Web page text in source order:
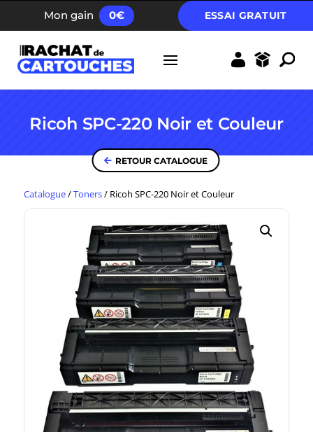
FRAIS D’ENVOI GRATUIT DÈS 40 EUROS
Mon gain 0€ ESSAI GRATUIT
Ricoh SPC-220 Noir et Couleur
RETOUR CATALOGUE
Catalogue/Toners/ Ricoh SPC-220 Noir et Couleur